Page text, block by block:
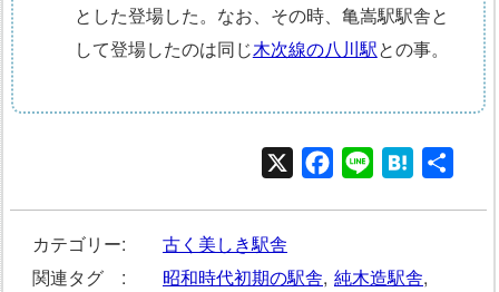
とした登場した。なお、その時、亀嵩駅駅舎と
して登場したのは同じ木次線の八川駅との事。
Facebook
Line Hatena
カテゴリー:
古く美しき駅舎
関連タグ :
昭和時代初期の駅舎, 純木造駅舎,